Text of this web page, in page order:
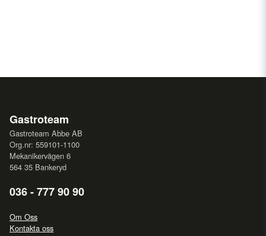
Gastroteam
Gastroteam Abbe AB
Org.nr: 559101-1100
Mekanikervägen 6
564 35 Bankeryd
036 - 777 90 90
Om Oss
Kontakta oss